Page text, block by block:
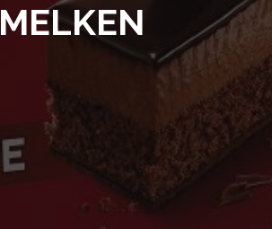
MELKEN